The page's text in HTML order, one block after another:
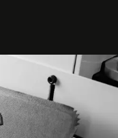
para
y el valor